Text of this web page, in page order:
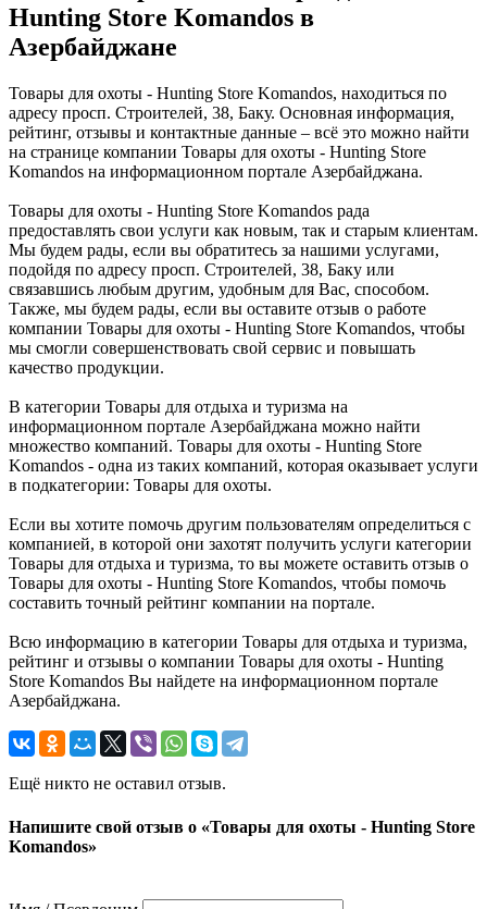
Hunting Store Komandos в
Азербайджане
Товары для охоты - Hunting Store Komandos, находиться по
адресу просп. Строителей, 38, Баку. Основная информация,
рейтинг, отзывы и контактные данные – всё это можно найти
на странице компании Товары для охоты - Hunting Store
Komandos на информационном портале Азербайджана.
Товары для охоты - Hunting Store Komandos рада
предоставлять свои услуги как новым, так и старым клиентам.
Мы будем рады, если вы обратитесь за нашими услугами,
подойдя по адресу просп. Строителей, 38, Баку или
связавшись любым другим, удобным для Вас, способом.
Также, мы будем рады, если вы оставите отзыв о работе
компании Товары для охоты - Hunting Store Komandos, чтобы
мы смогли совершенствовать свой сервис и повышать
качество продукции.
В категории Товары для отдыха и туризма на
информационном портале Азербайджана можно найти
множество компаний. Товары для охоты - Hunting Store
Komandos - одна из таких компаний, которая оказывает услуги
в подкатегории: Товары для охоты.
Если вы хотите помочь другим пользователям определиться с
компанией, в которой они захотят получить услуги категории
Товары для отдыха и туризма, то вы можете оставить отзыв о
Товары для охоты - Hunting Store Komandos, чтобы помочь
составить точный рейтинг компании на портале.
Всю информацию в категории Товары для отдыха и туризма,
рейтинг и отзывы о компании Товары для охоты - Hunting
Store Komandos Вы найдете на информационном портале
Азербайджана.
Ещё никто не оставил отзыв.
Напишите свой отзыв о «Товары для охоты - Hunting Store
Komandos»